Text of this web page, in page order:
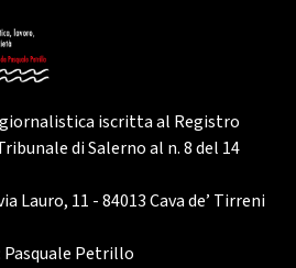
iscritta al Registro
di Salerno al n. 8 del 14
Lauro, 11 - 84013 Cava de’ Tirreni
Petrillo